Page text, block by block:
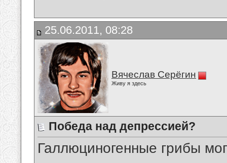
25.06.2011, 08:28
Вячеслав Серёгин
Живу я здесь
Победа над депрессией?
Галлюциногенные грибы